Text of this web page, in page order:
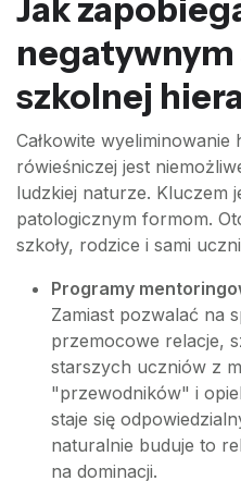
Jak
szkolnej
Całkowite
rówieśniczej jest
ludzkiej naturze. Kluczem
patologicznym formom.
szkoły, rodzice i sami
Programy
Zamiast pozwalać na
przemocowe relacje,
starszych uczniów z
"przewodników" i
staje się
naturalnie buduje to
na dominacji.